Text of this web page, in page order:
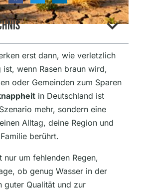
erst dann, wie verletzlich
ist, wenn Rasen braun wird,
oder Gemeinden zum Sparen
in Deutschland ist
mehr, sondern eine
Alltag, deine Region und
berührt.
nur um fehlenden Regen,
ob genug Wasser in der
guter Qualität und zur